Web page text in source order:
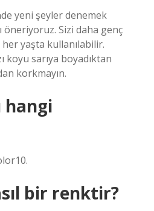
yeni şeyler denemek
öneriyoruz. Sizi daha genç
yaşta kullanılabilir.
koyu sarıya boyadıktan
korkmayın.
hangi
bir renktir?